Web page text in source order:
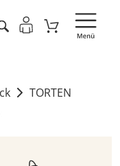
TORTEN